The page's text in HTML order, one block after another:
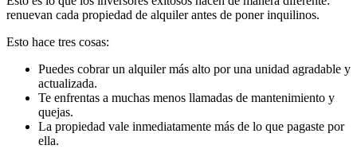
renuevan cada propiedad de alquiler antes de poner inquilinos.
Esto hace tres cosas:
Puedes cobrar un alquiler más alto por una unidad agradable y
actualizada.
Te enfrentas a muchas menos llamadas de mantenimiento y
quejas.
La propiedad vale inmediatamente más de lo que pagaste por
ella.